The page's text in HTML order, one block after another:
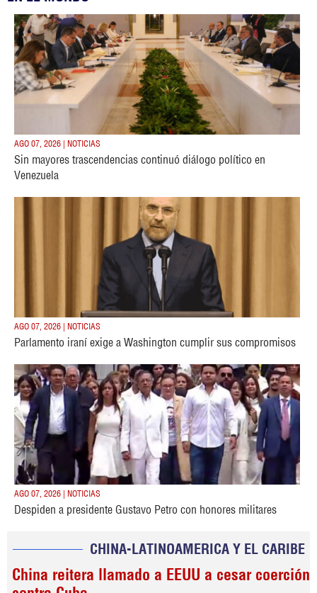
AGO 07, 2026 | NOTICIAS
Sin mayores trascendencias continuó diálogo político en
Venezuela
AGO 07, 2026 | NOTICIAS
Parlamento iraní exige a Washington cumplir sus compromisos
AGO 07, 2026 | NOTICIAS
Despiden a presidente Gustavo Petro con honores militares
CHINA-LATINOAMERICA Y EL CARIBE
China reitera llamado a EEUU a cesar coerción